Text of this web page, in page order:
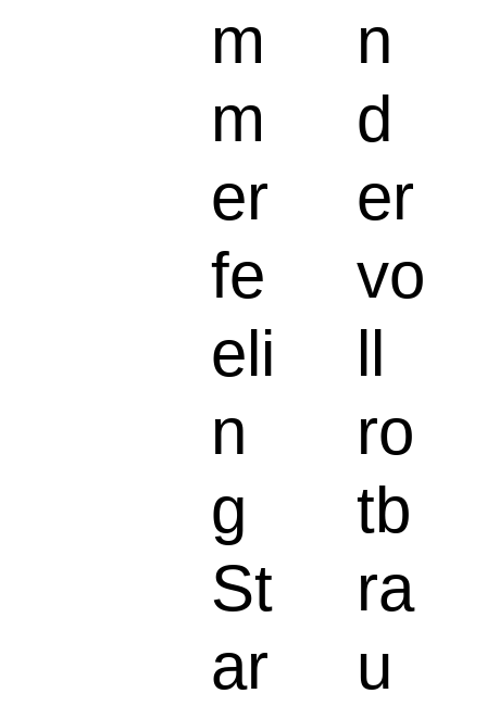
m
m
er
fe
eli
n
g
St
ar
n
d
er
vo
ll
ro
tb
ra
u